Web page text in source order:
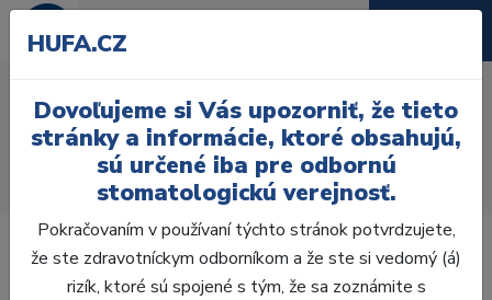
I13, A3,5
Zuby
AcryRock
AcryRock frontálne D 6 ks I13, A3,5
HUFA.CZ
Dovoľujeme si Vás upozorniť, že tieto
stránky a informácie, ktoré obsahujú,
sú určené iba pre odbornú
stomatologickú verejnosť.
Pokračovaním v používaní týchto stránok potvrdzujete,
že ste zdravotníckym odborníkom a že ste si vedomý (á)
rizík, ktoré sú spojené s tým, že sa zoznámite s